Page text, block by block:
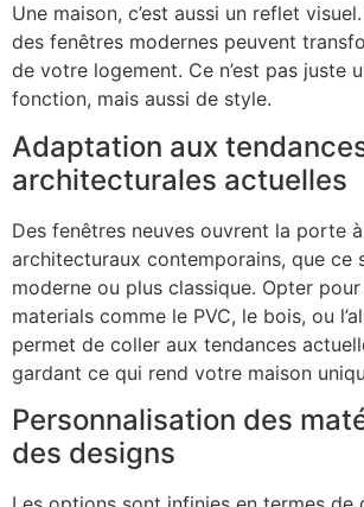
Une maison, c’est aussi un reflet
des fenêtres modernes peuvent
de votre logement. Ce n’est pas juste
fonction, mais aussi de style.
Adaptation aux
architecturales actuelles
Des fenêtres neuves ouvrent la porte
architecturaux contemporains, que ce
moderne ou plus classique. Opter
materials comme le PVC, le bois, ou
permet de coller aux tendances
gardant ce qui rend votre maison
Personnalisation des
des designs